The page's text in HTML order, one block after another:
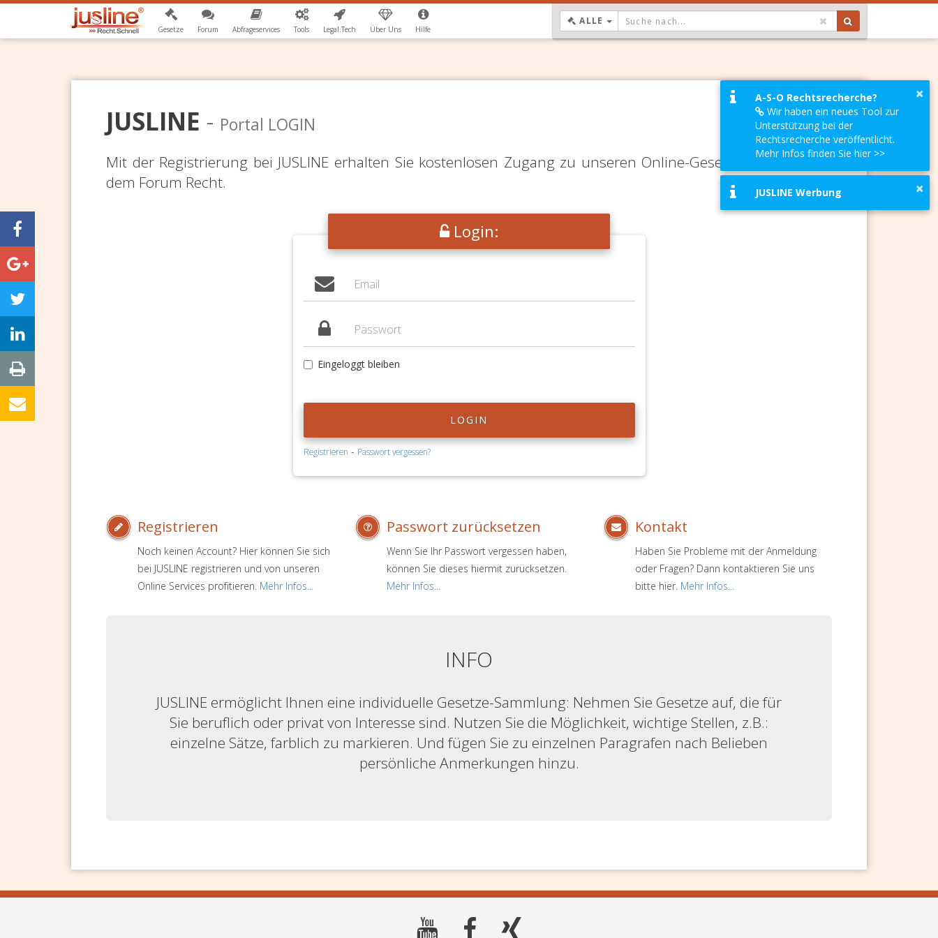
Gesetze Forum Abfrageservices Tools Legal.Tech Über Uns Hilfe
ALLE DROPDOWN: GEWÄHLTER WERT IST ALLE
JUSLINE - Portal LOGIN
Mit der Registrierung bei JUSLINE erhalten Sie kostenlosen Zugang zu unseren Online-Gesetze-Services und
dem Forum Recht.
Login:
Eingeloggt bleiben
LOGIN
Registrieren - Passwort vergessen?
Registrieren
Noch keinen Account? Hier können Sie sich
bei JUSLINE registrieren und von unseren
Online Services profitieren. Mehr Infos...
Passwort zurücksetzen
Wenn Sie Ihr Passwort vergessen haben,
können Sie dieses hiermit zurücksetzen.
Mehr Infos...
Kontakt
Haben Sie Probleme mit der Anmeldung
oder Fragen? Dann kontaktieren Sie uns
bitte hier. Mehr Infos...
INFO
JUSLINE ermöglicht Ihnen eine individuelle Gesetze-Sammlung: Nehmen Sie Gesetze auf, die für
Sie beruflich oder privat von Interesse sind. Nutzen Sie die Möglichkeit, wichtige Stellen, z.B.:
einzelne Sätze, farblich zu markieren. Und fügen Sie zu einzelnen Paragrafen nach Belieben
persönliche Anmerkungen hinzu.
×
A-S-O Rechtsrecherche?
Wir haben ein neues Tool zur
Unterstützung bei der
Rechtsrecherche veröffentlicht.
Mehr Infos finden Sie hier >>
×
JUSLINE Werbung